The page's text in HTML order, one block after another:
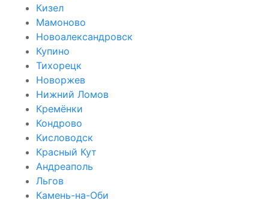
Кизел
Мамоново
Новоалександровск
Купино
Тихорецк
Новоржев
Нижний Ломов
Кремёнки
Кондрово
Кисловодск
Красный Кут
Андреаполь
Льгов
Камень-на-Оби